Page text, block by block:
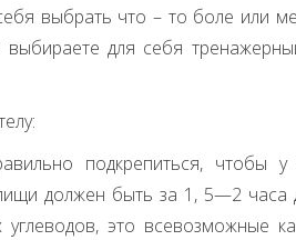
выбрать что – то боле или
для себя
подкрепиться, чтобы
должен быть за 1, 5—2 часа
это всевозможные